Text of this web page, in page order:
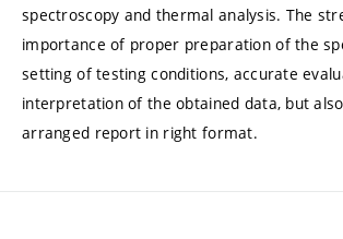
spectroscopy and thermal analysis. The
importance of proper preparation of the
setting of testing conditions, accurate
interpretation of the obtained data, but
arranged report in right format.